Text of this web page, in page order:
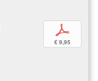
p
€ 9,95